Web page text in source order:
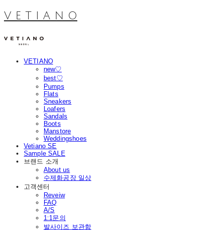
V E T I A N O
VETIANO
new♡
best♡
Pumps
Flats
Sneakers
Loafers
Sandals
Boots
Manstore
Weddingshoes
Vetiano SE
Sample SALE
브랜드 소개
About us
수제화공장 일상
고객센터
Reveiw
FAQ
A/S
1:1문의
발사이즈 보관함